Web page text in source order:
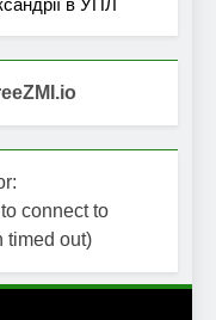
connect to
timed out)